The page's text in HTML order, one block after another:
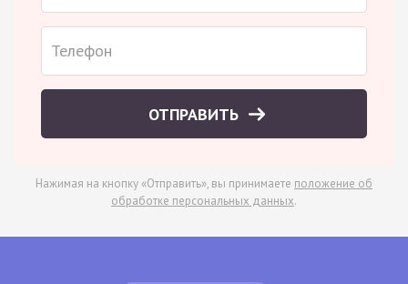
ОТПРАВИТЬ
Нажимая на кнопку «Отправить», вы принимаете положение об
обработке персональных данных.